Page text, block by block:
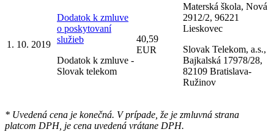
1. 10. 2019
Dodatok k zmluve
o poskytovaní
služieb
Dodatok k zmluve -
Slovak telekom
40,59
EUR
Materská škola, Nová
2912/2, 96221
Lieskovec
Slovak Telekom, a.s.,
Bajkalská 17978/28,
82109 Bratislava-
Ružinov
* Uvedená cena je konečná. V prípade, že je zmluvná strana
platcom DPH, je cena uvedená vrátane DPH.